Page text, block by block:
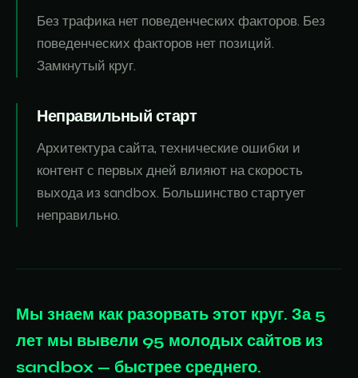
Без трафика нет поведенческих факторов. Без
поведенческих факторов нет позиций.
Замкнутый круг.
Неправильный старт
Архитектура сайта, технические ошибки и
контент с первых дней влияют на скорость
выхода из sandbox. Большинство стартует
неправильно.
Мы знаем как разорвать этот круг. За 5
лет мы вывели 95 молодых сайтов из
sandbox — быстрее среднего.